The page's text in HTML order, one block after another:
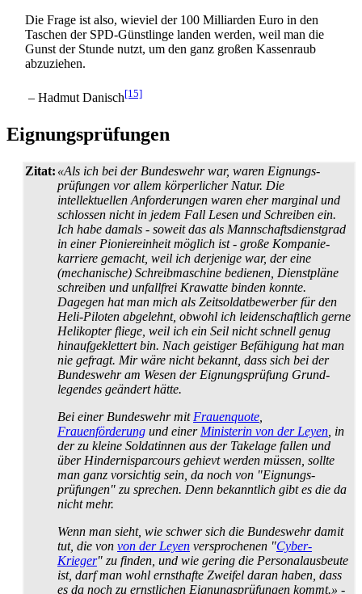
Die Frage ist also, wieviel der 100 Milliarden Euro in den
Taschen der SPD-Günstlinge landen werden, weil man die
Gunst der Stunde nutzt, um den ganz großen Kassenraub
abzuziehen.
– Hadmut Danisch[15]
Eignungsprüfungen
Zitat: «Als ich bei der Bundeswehr war, waren Eignungs­
prüfungen vor allem körperlicher Natur. Die
intellektuellen Anforderungen waren eher marginal und
schlossen nicht in jedem Fall Lesen und Schreiben ein.
Ich habe damals - soweit das als Mannschafts­dienst­grad
in einer Pionier­einheit möglich ist - große Kompanie­
karriere gemacht, weil ich derjenige war, der eine
(mechanische) Schreib­maschine bedienen, Dienstpläne
schreiben und unfallfrei Krawatte binden konnte.
Dagegen hat man mich als Zeitsoldat­bewerber für den
Heli-Piloten abgelehnt, obwohl ich leiden­schaftlich gerne
Helikopter fliege, weil ich ein Seil nicht schnell genug
hinauf­geklettert bin. Nach geistiger Befähigung hat man
nie gefragt. Mir wäre nicht bekannt, dass sich bei der
Bundeswehr am Wesen der Eignungs­prüfung Grund­
legendes geändert hätte.
Bei einer Bundeswehr mit Frauenquote
Frauenförderung und einer Ministerin von der Leyen , in
der zu kleine Soldatinnen aus der Takelage fallen und
über Hindernis­parcours gehievt werden müssen, sollte
man ganz vorsichtig sein, da noch von "Eignungs­
prüfungen" zu sprechen. Denn bekanntlich gibt es die da
nicht mehr.
Wenn man sieht, wie schwer sich die Bundeswehr damit
tut, die von von der Leyen versprochenen "Cyber-
Krieger" zu finden, und wie gering die Personal­ausbeute
ist, darf man wohl ernsthafte Zweifel daran haben, dass
es da noch zu ernstlichen Eignungs­prüfungen kommt.» -